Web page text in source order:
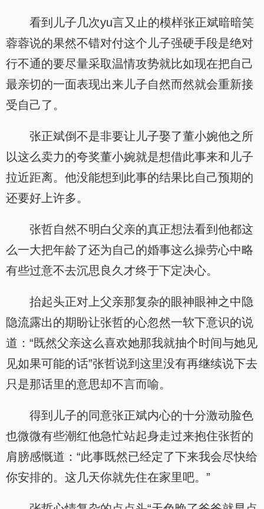
看到儿子几次yu言又止的模样张正斌暗暗笑
蓉蓉说的果然不错对付这个儿子强硬手段是绝对
行不通的要尽量采取温情攻势就比如现在把自己
最亲切的一面表现出来儿子自然而然就会重新接
受自己了。
张正斌倒不是非要让儿子娶了董小婉他之所
以这么卖力的夸奖董小婉就是想借此事来和儿子
拉近距离。他没能想到此事的结果比自己预期的
还要好上许多。
张哲自然不明白父亲的真正想法看到他都这
么一大把年龄了还为自己的婚事这么操劳心中略
有些过意不去沉思良久才终于下定决心。
抬起头正对上父亲那复杂的眼神眼神之中隐
隐流露出的期盼让张哲的心忽然一软下意识的说
道：“既然父亲这么喜欢她那我就抽个时间与她见
见如果可能的话”张哲说到这里没有再继续说下去
只是那话里的意思却不言而喻。
得到儿子的同意张正斌内心的十分激动脸色
也微微有些潮红他急忙站起身走过来抱住张哲的
肩膀感慨道：“此事既然已经定了下来我会尽快给
你安排的。这几天你就先住在家里吧。”